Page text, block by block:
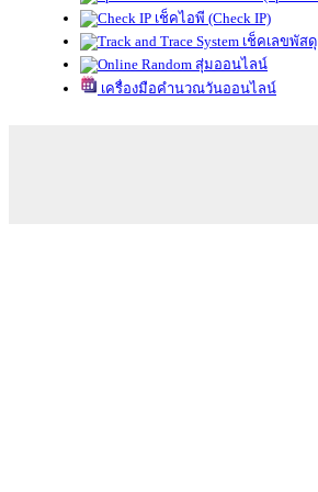
เช็คไอพี (Check IP)
เช็คเลขพัสดุ
สุ่มออนไลน์
เครื่องมือคำนวณวันออนไลน์